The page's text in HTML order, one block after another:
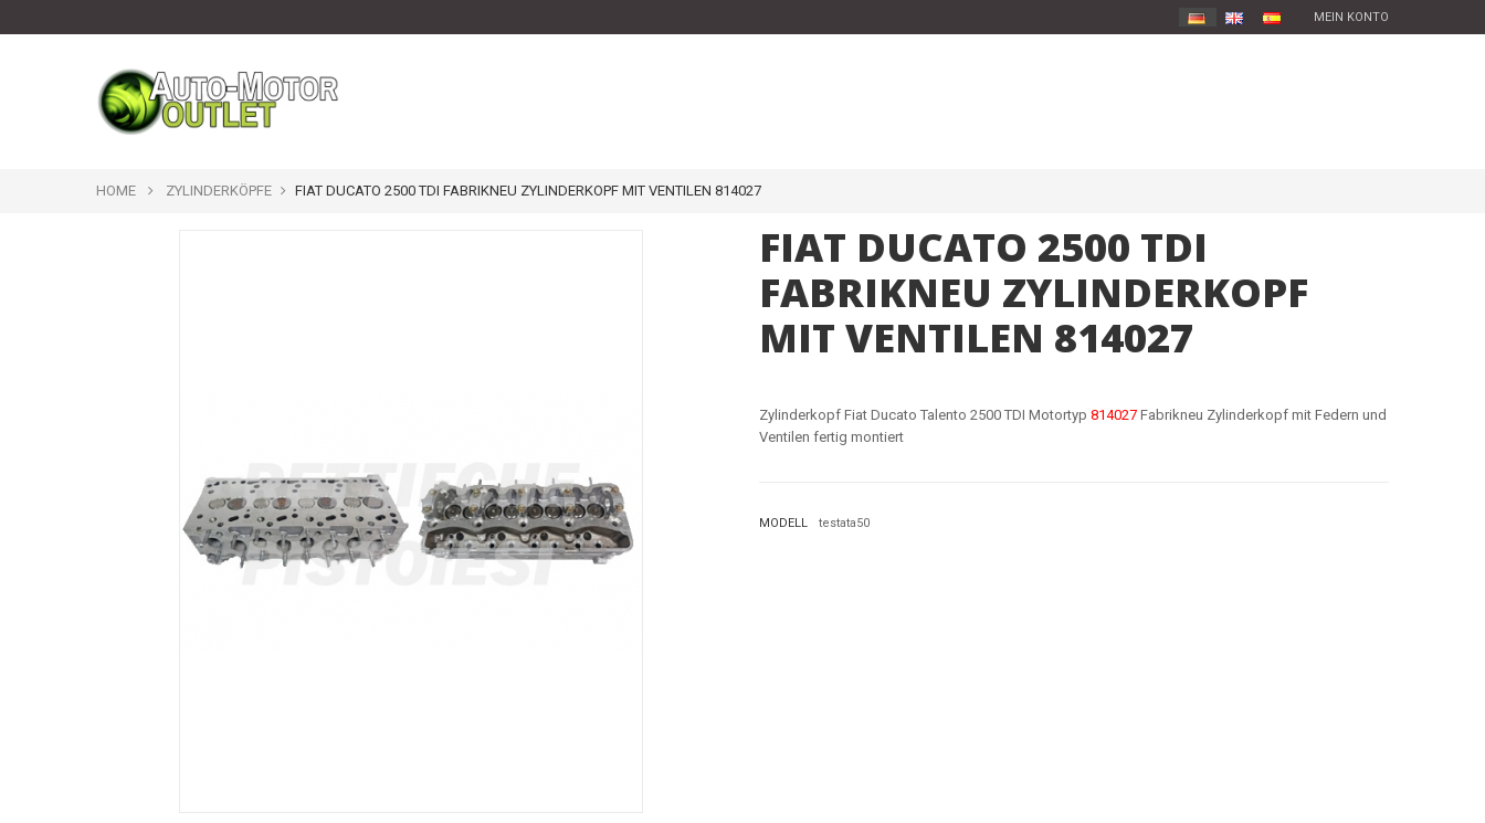
MEIN KONTO
HOME ZYLINDERKÖPFE FIAT DUCATO 2500 TDI FABRIKNEU ZYLINDERKOPF MIT VENTILEN 814027
FIAT DUCATO 2500 TDI
FABRIKNEU ZYLINDERKOPF
MIT VENTILEN 814027
Zylinderkopf Fiat Ducato Talento 2500 TDI Motortyp 814027 Fabrikneu Zylinderkopf mit Federn und
Ventilen fertig montiert
MODELL testata50